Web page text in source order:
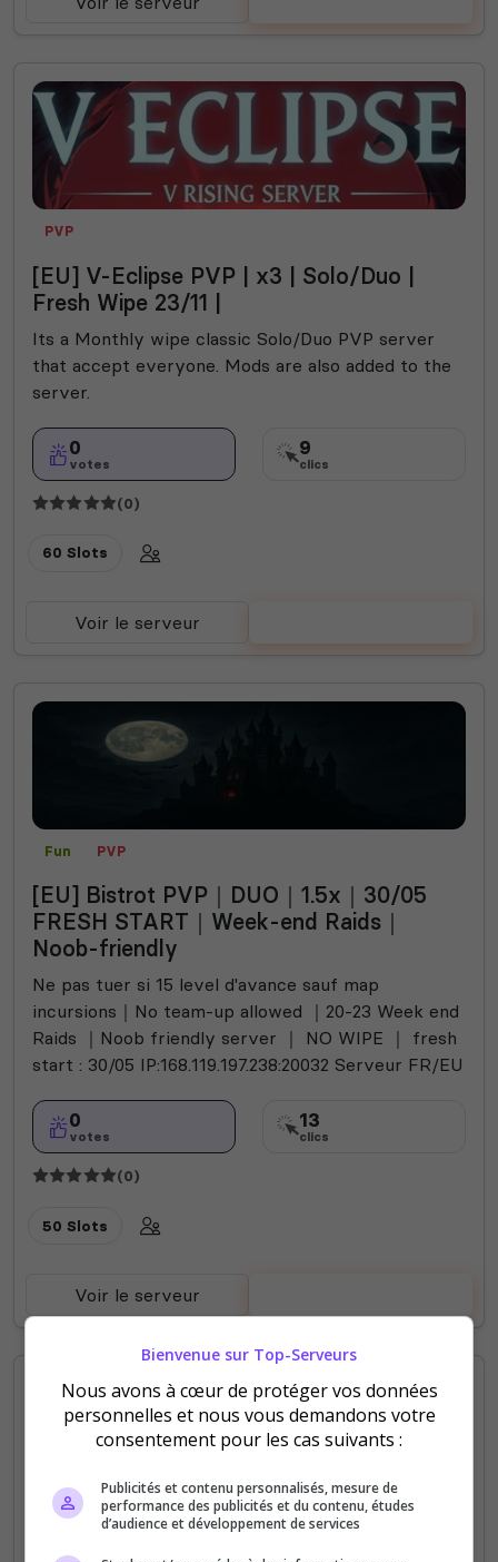
PVP
[EU] V-Eclipse PVP | x3 | Solo/Duo |
Fresh Wipe 23/11 |
Its a Monthly wipe classic Solo/Duo PVP server
that accept everyone. Mods are also added to the
server.
0
votes
9
clics
(0)
60 Slots
Voir le serveur
Fun PVP
[EU] Bistrot PVP｜DUO｜1.5x｜30/05
FRESH START｜Week-end Raids｜
Noob-friendly
Ne pas tuer si 15 level d'avance sauf map
incursions｜No team-up allowed ｜20-23 Week end
Raids ｜Noob friendly server ｜ NO WIPE ｜ fresh
start : 30/05 IP:168.119.197.238:20032 Serveur FR/EU
0
votes
13
clics
(0)
50 Slots
Voir le serveur
PVP
Bienvenue sur Top-Serveurs
Nous avons à cœur de protéger vos données
personnelles et nous vous demandons votre
consentement pour les cas suivants :
Publicités et contenu personnalisés, mesure de
performance des publicités et du contenu, études
d’audience et développement de services